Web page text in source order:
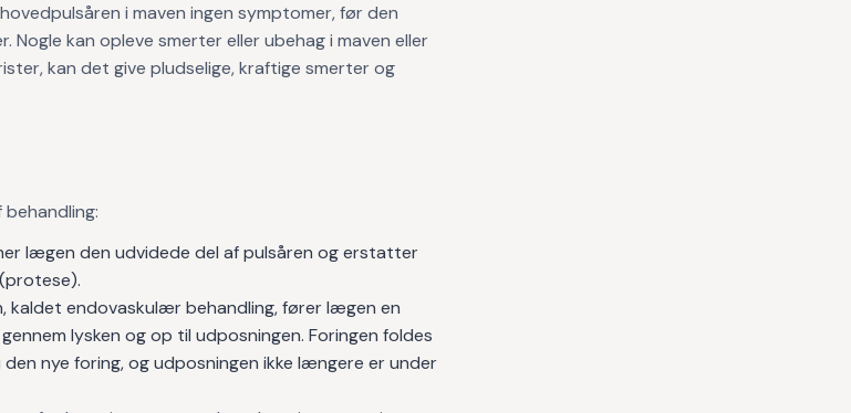
i maven ingen symptomer, før den
Nogle kan opleve smerter eller ubehag i maven eller
kan det give pludselige, kraftige smerter og
lægen den udvidede del af pulsåren og erstatter
kaldet endovaskulær behandling, fører lægen en
lysken og op til udposningen. Foringen foldes
nye foring, og udposningen ikke længere er under